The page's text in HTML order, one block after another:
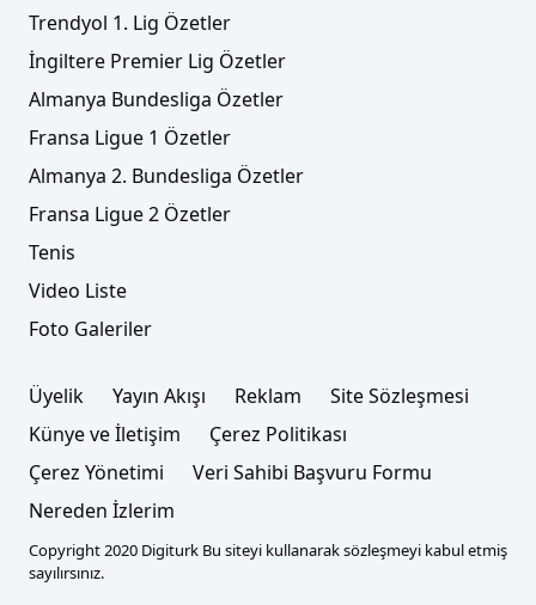
Trendyol 1. Lig Özetler
İngiltere Premier Lig Özetler
Almanya Bundesliga Özetler
Fransa Ligue 1 Özetler
Almanya 2. Bundesliga Özetler
Fransa Ligue 2 Özetler
Tenis
Video Liste
Foto Galeriler
Üyelik Yayın Akışı Reklam
Site Sözleşmesi
Künye ve İletişim
Çerez Politikası
Çerez Yönetimi
Veri Sahibi Başvuru Formu
Nereden İzlerim
Copyright 2020 Digiturk Bu siteyi kullanarak sözleşmeyi kabul etmiş
sayılırsınız.